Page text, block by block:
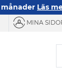
Läs
MINA